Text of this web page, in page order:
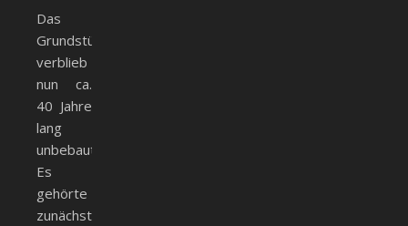
Das
Grundstück
verblieb
nun ca.
40 Jahre
lang
unbebaut.
Es
gehörte
zunächst